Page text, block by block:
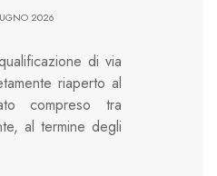
2026
di via
riaperto al
compreso tra
al termine degli